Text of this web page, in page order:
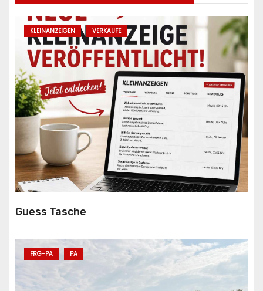
KLEINANZEIGEN VERKAUFE
Guess Tasche
FRG-PA PA